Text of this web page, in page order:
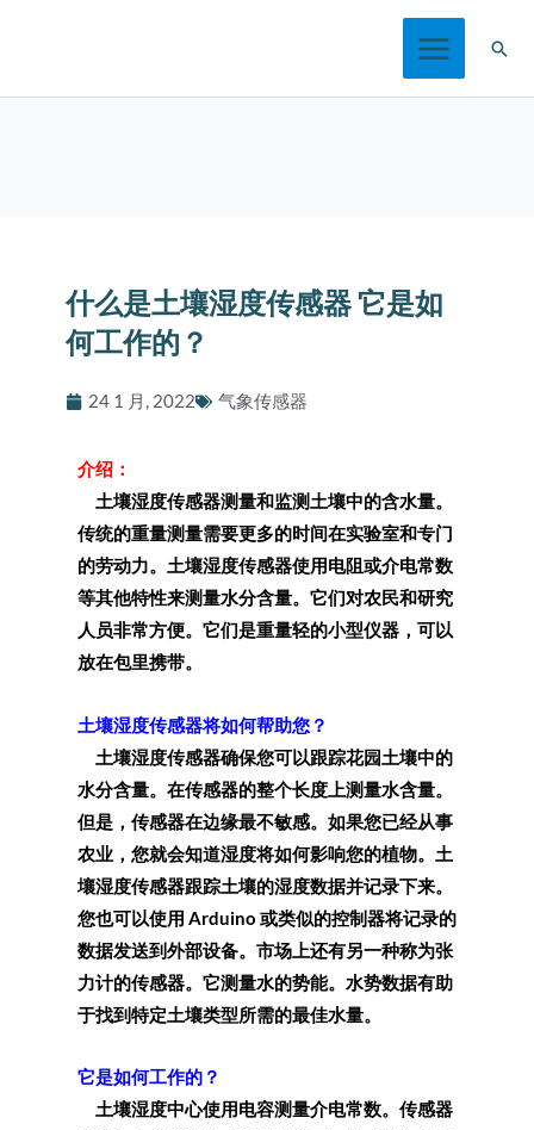
搜
什么是土壤湿度传感器 它是如
何工作的？
24 1 月, 2022 气象传感器
介绍：
土壤湿度传感器测量和监测土壤中的含水量。
传统的重量测量需要更多的时间在实验室和专门
的劳动力。土壤湿度传感器使用电阻或介电常数
等其他特性来测量水分含量。它们对农民和研究
人员非常方便。它们是重量轻的小型仪器，可以
放在包里携带。
土壤湿度传感器将如何帮助您？
土壤湿度传感器确保您可以跟踪花园土壤中的
水分含量。在传感器的整个长度上测量水含量。
但是，传感器在边缘最不敏感。 如果您已经从事
农业，您就会知道湿度将如何影响您的植物。土
壤湿度传感器跟踪土壤的湿度数据并记录下来。
您也可以使用 Arduino 或类似的控制器将记录的
数据发送到外部设备。 市场上还有另一种称为张
力计的传感器。它测量水的势能。水势数据有助
于找到特定土壤类​​型所需的最佳水量。
它是如何工作的？
土壤湿度中心使用电容测量介电常数。传感器